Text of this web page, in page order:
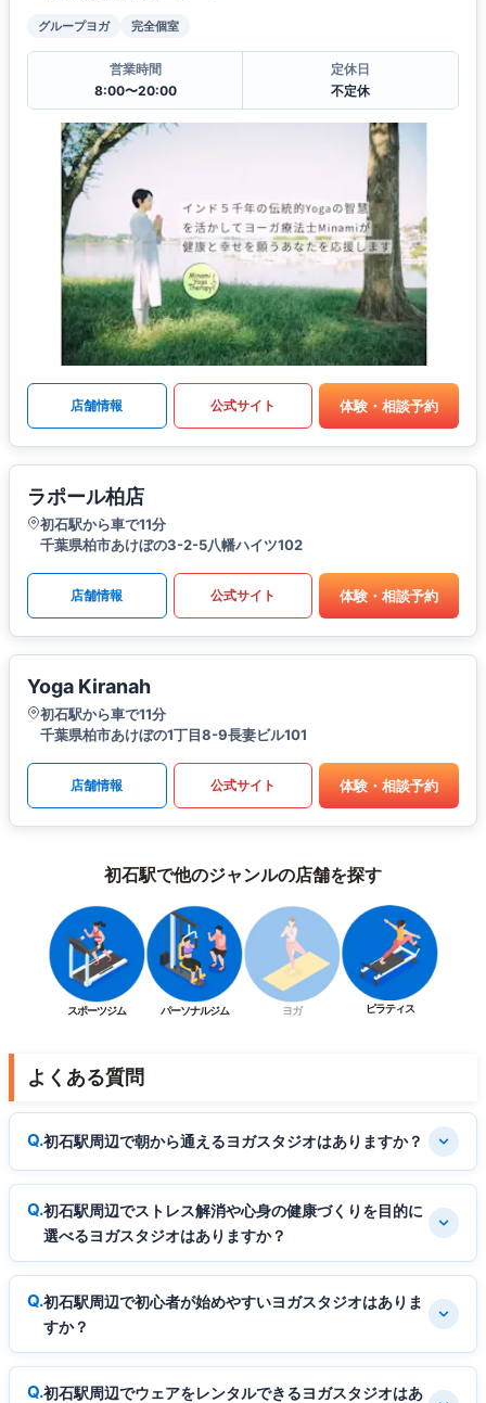
グループヨガ 完全個室
営業時間
8:00〜20:00
定休日
不定休
店舗情報 公式サイト 体験・相談予約
ラポール柏店
初石駅から車で11分
千葉県柏市あけぼの3-2-5八幡ハイツ102
店舗情報 公式サイト 体験・相談予約
Yoga Kiranah
初石駅から車で11分
千葉県柏市あけぼの1丁目8-9長妻ビル101
店舗情報 公式サイト 体験・相談予約
初石駅で他のジャンルの店舗を探す
スポーツジム パーソナルジム ヨガ ピラティス
よくある質問
初石駅周辺で朝から通えるヨガスタジオはありますか？
初石駅周辺でストレス解消や心身の健康づくりを目的に
選べるヨガスタジオはありますか？
初石駅周辺で初心者が始めやすいヨガスタジオはありま
すか？
初石駅周辺でウェアをレンタルできるヨガスタジオはあ